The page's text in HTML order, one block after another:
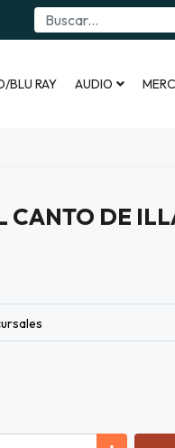
BLU RAY AUDIO
CANTO DE